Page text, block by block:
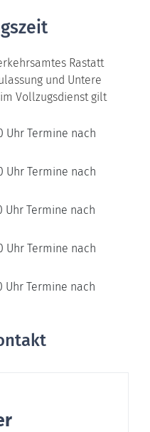
Rastatt
und Untere
Vollzugsdienst gilt
Uhr Termine nach
Uhr Termine nach
Uhr Termine nach
Uhr Termine nach
Uhr Termine nach